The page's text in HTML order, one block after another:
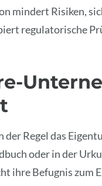
mindert Risiken,
regulatorische
Regel das
oder in der
ihre Befugnis zum